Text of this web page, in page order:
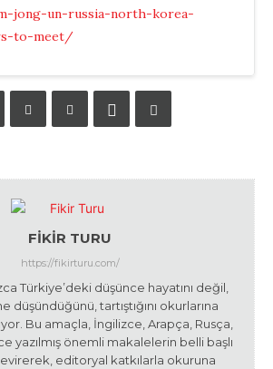
jong-un-russia-north-korea-
to-meet/
FIKIR TURU
https://fikirturu.com/
Türkiye’deki düşünce hayatını değil,
düşündüğünü, tartıştığını okurlarına
Bu amaçla, İngilizce, Arapça, Rusça,
yazılmış önemli makalelerin belli başlı
editoryal katkılarla okuruna